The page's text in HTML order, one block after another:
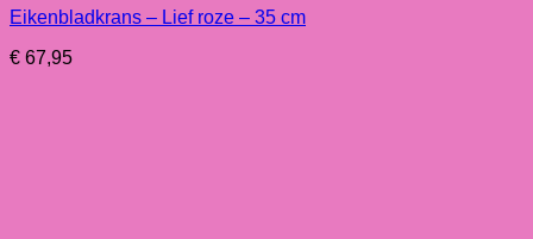
Eikenbladkrans – Lief roze – 35 cm
€ 67,95